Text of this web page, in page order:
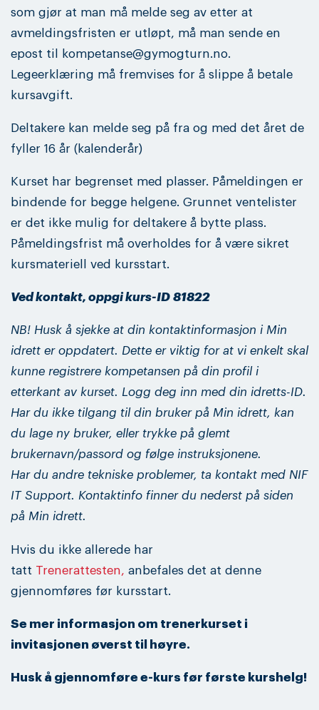
som gjør at man må melde seg av etter at
avmeldingsfristen er utløpt, må man sende en
epost til kompetanse@gymogturn.no.
Legeerklæring må fremvises for å slippe å betale
kursavgift.
Deltakere kan melde seg på fra og med det året de
fyller 16 år (kalenderår)
Kurset har begrenset med plasser. Påmeldingen er
bindende for begge helgene. Grunnet ventelister
er det ikke mulig for deltakere å bytte plass.
Påmeldingsfrist må overholdes for å være sikret
kursmateriell ved kursstart.
Ved kontakt, oppgi kurs-ID 81822
NB! Husk å sjekke at din kontaktinformasjon i Min
idrett er oppdatert. Dette er viktig for at vi enkelt skal
kunne registrere kompetansen på din profil i
etterkant av kurset. Logg deg inn med din idretts-ID.
Har du ikke tilgang til din bruker på Min idrett, kan
du lage ny bruker, eller trykke på glemt
brukernavn/passord og følge instruksjonene.
Har du andre tekniske problemer, ta kontakt med NIF
IT Support. Kontaktinfo finner du nederst på siden
på Min idrett.
Hvis du ikke allerede har
tatt Trenerattesten, anbefales det at denne
gjennomføres før kursstart.
Se mer informasjon om trenerkurset i
invitasjonen øverst til høyre.
Husk å gjennomføre e-kurs før første kurshelg!